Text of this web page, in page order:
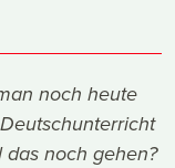
noch heute
noch gehen?